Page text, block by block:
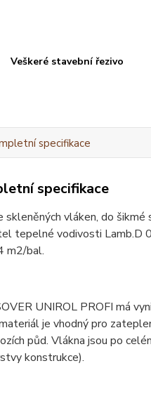
Veškeré stavební řezivo
specifikace
specifikace
skleněných vláken, do
tepelné vodivosti Lamb.D
m2/bal.
UNIROL PROFI má
je vhodný pro
půd. Vlákna jsou po
konstrukce).